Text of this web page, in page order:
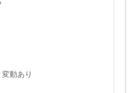
動あり